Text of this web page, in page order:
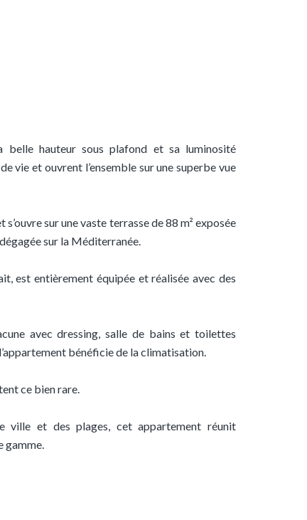
belle hauteur sous plafond et sa luminosité
vie et ouvrent l’ensemble sur une superbe vue
sur une vaste terrasse de 88 m² exposée
sur la Méditerranée.
est entièrement équipée et réalisée avec des
avec dressing, salle de bains et toilettes
bénéficie de la climatisation.
ce bien rare.
ville et des plages, cet appartement réunit
gamme.